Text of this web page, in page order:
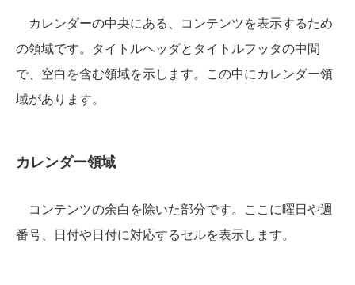
カレンダーの中央にある、コンテンツを表示するため
の領域です。タイトルヘッダとタイトルフッタの中間
で、空白を含む領域を示します。この中にカレンダー領
域があります。
カレンダー領域
コンテンツの余白を除いた部分です。ここに曜日や週
番号、日付や日付に対応するセルを表示します。